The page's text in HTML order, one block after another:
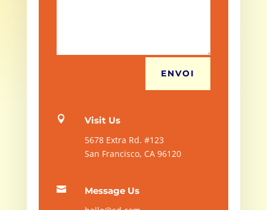
ENVOI

Visit Us
5678 Extra Rd. #123
San Francisco, CA 96120

Message Us